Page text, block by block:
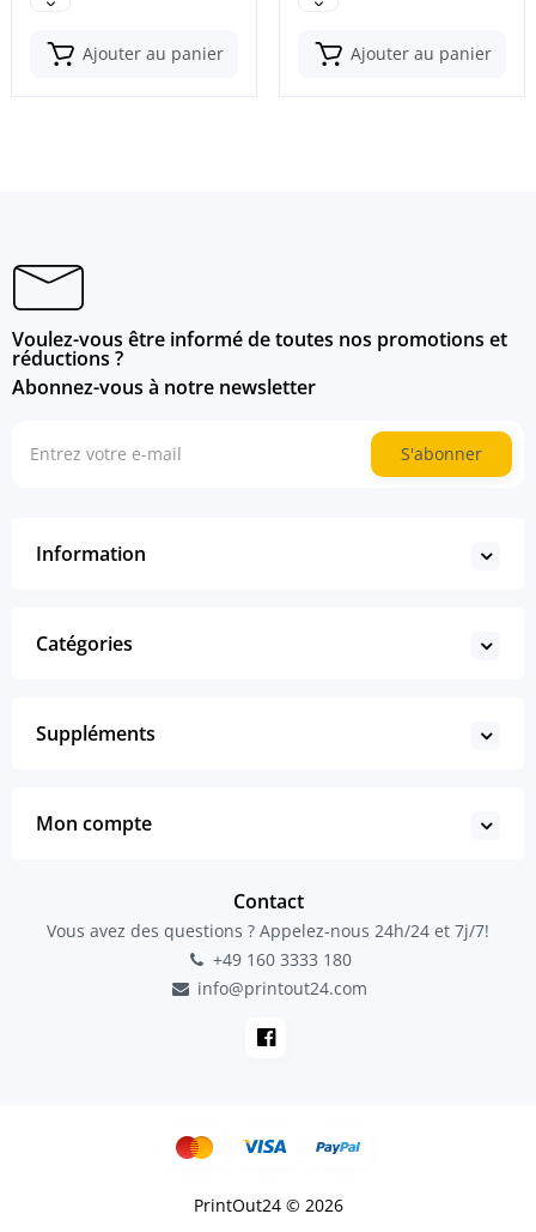
Ajouter au panier Ajouter au panier
Voulez-vous être informé de toutes nos promotions et
réductions ?
Abonnez-vous à notre newsletter
S'abonner
Information
Catégories
Suppléments
Mon compte
Contact
Vous avez des questions ? Appelez-nous 24h/24 et 7j/7!
+49 160 3333 180
info@printout24.com
PrintOut24 © 2026